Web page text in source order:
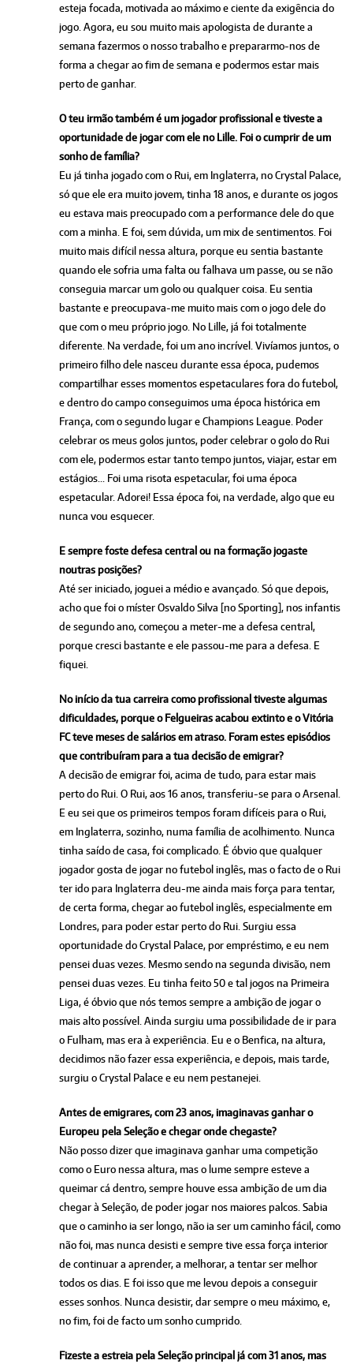
esteja focada, motivada ao máximo e ciente da exigência do
jogo. Agora, eu sou muito mais apologista de durante a
semana fazermos o nosso trabalho e prepararmo-nos de
forma a chegar ao fim de semana e podermos estar mais
perto de ganhar.
O teu irmão também é um jogador profissional e tiveste a
oportunidade de jogar com ele no Lille. Foi o cumprir de um
sonho de família?
Eu já tinha jogado com o Rui, em Inglaterra, no Crystal Palace,
só que ele era muito jovem, tinha 18 anos, e durante os jogos
eu estava mais preocupado com a performance dele do que
com a minha. E foi, sem dúvida, um mix de sentimentos. Foi
muito mais difícil nessa altura, porque eu sentia bastante
quando ele sofria uma falta ou falhava um passe, ou se não
conseguia marcar um golo ou qualquer coisa. Eu sentia
bastante e preocupava-me muito mais com o jogo dele do
que com o meu próprio jogo. No Lille, já foi totalmente
diferente. Na verdade, foi um ano incrível. Vivíamos juntos, o
primeiro filho dele nasceu durante essa época, pudemos
compartilhar esses momentos espetaculares fora do futebol,
e dentro do campo conseguimos uma época histórica em
França, com o segundo lugar e Champions League. Poder
celebrar os meus golos juntos, poder celebrar o golo do Rui
com ele, podermos estar tanto tempo juntos, viajar, estar em
estágios... Foi uma risota espetacular, foi uma época
espetacular. Adorei! Essa época foi, na verdade, algo que eu
nunca vou esquecer.
E sempre foste defesa central ou na formação jogaste
noutras posições?
Até ser iniciado, joguei a médio e avançado. Só que depois,
acho que foi o míster Osvaldo Silva [no Sporting], nos infantis
de segundo ano, começou a meter-me a defesa central,
porque cresci bastante e ele passou-me para a defesa. E
fiquei.
No início da tua carreira como profissional tiveste algumas
dificuldades, porque o Felgueiras acabou extinto e o Vitória
FC teve meses de salários em atraso. Foram estes episódios
que contribuíram para a tua decisão de emigrar?
A decisão de emigrar foi, acima de tudo, para estar mais
perto do Rui. O Rui, aos 16 anos, transferiu-se para o Arsenal.
E eu sei que os primeiros tempos foram difíceis para o Rui,
em Inglaterra, sozinho, numa família de acolhimento. Nunca
tinha saído de casa, foi complicado. É óbvio que qualquer
jogador gosta de jogar no futebol inglês, mas o facto de o Rui
ter ido para Inglaterra deu-me ainda mais força para tentar,
de certa forma, chegar ao futebol inglês, especialmente em
Londres, para poder estar perto do Rui. Surgiu essa
oportunidade do Crystal Palace, por empréstimo, e eu nem
pensei duas vezes. Mesmo sendo na segunda divisão, nem
pensei duas vezes. Eu tinha feito 50 e tal jogos na Primeira
Liga, é óbvio que nós temos sempre a ambição de jogar o
mais alto possível. Ainda surgiu uma possibilidade de ir para
o Fulham, mas era à experiência. Eu e o Benfica, na altura,
decidimos não fazer essa experiência, e depois, mais tarde,
surgiu o Crystal Palace e eu nem pestanejei.
Antes de emigrares, com 23 anos, imaginavas ganhar o
Europeu pela Seleção e chegar onde chegaste?
Não posso dizer que imaginava ganhar uma competição
como o Euro nessa altura, mas o lume sempre esteve a
queimar cá dentro, sempre houve essa ambição de um dia
chegar à Seleção, de poder jogar nos maiores palcos. Sabia
que o caminho ia ser longo, não ia ser um caminho fácil, como
não foi, mas nunca desisti e sempre tive essa força interior
de continuar a aprender, a melhorar, a tentar ser melhor
todos os dias. E foi isso que me levou depois a conseguir
esses sonhos. Nunca desistir, dar sempre o meu máximo, e,
no fim, foi de facto um sonho cumprido.
Fizeste a estreia pela Seleção principal já com 31 anos, mas